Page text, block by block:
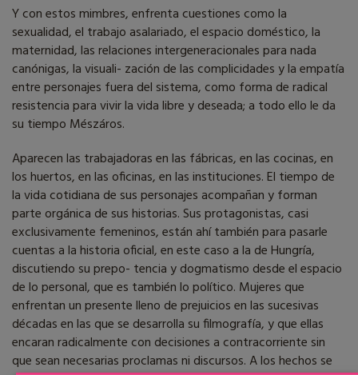
Y con estos mimbres, enfrenta cuestiones como la
sexualidad, el trabajo asalariado, el espacio doméstico, la
maternidad, las relaciones intergeneracionales para nada
canónigas, la visuali- zación de las complicidades y la empatía
entre personajes fuera del sistema, como forma de radical
resistencia para vivir la vida libre y deseada; a todo ello le da
su tiempo Mészáros.
Aparecen las trabajadoras en las fábricas, en las cocinas, en
los huertos, en las oficinas, en las instituciones. El tiempo de
la vida cotidiana de sus personajes acompañan y forman
parte orgánica de sus historias. Sus protagonistas, casi
exclusivamente femeninos, están ahí también para pasarle
cuentas a la historia oficial, en este caso a la de Hungría,
discutiendo su prepo- tencia y dogmatismo desde el espacio
de lo personal, que es también lo político. Mujeres que
enfrentan un presente lleno de prejuicios en las sucesivas
décadas en las que se desarrolla su filmografía, y que ellas
encaran radicalmente con decisiones a contracorriente sin
que sean necesarias proclamas ni discursos. A los hechos se